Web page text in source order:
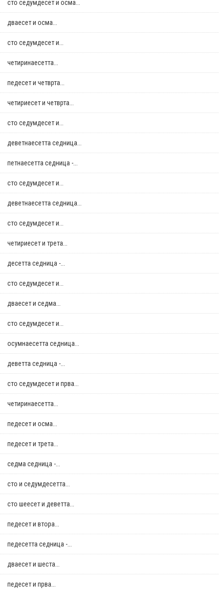
сто седумдесет и осма...
дваесет и осма...
сто седумдесет и...
четиринаесетта...
педесет и четврта...
четириесет и четврта...
сто седумдесет и...
деветнаесетта седница...
петнаесетта седница -...
сто седумдесет и...
деветнаесетта седница...
сто седумдесет и...
четириесет и трета...
десетта седница -...
сто седумдесет и...
дваесет и седма...
сто седумдесет и...
осумнaесетта седница...
деветта седница -...
сто седумдесет и прва...
четиринаесетта...
педесет и осма...
педесет и трета...
седма седница -...
сто и седумдесетта...
сто шеесет и деветта...
педесет и втора...
педесетта седница -...
дваесет и шеста...
педесет и прва...